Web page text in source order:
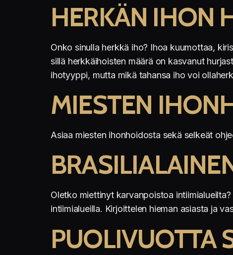
HERKÄN IHON
Onko sinulla herkkä iho? Ihoa kuumottaa,
sillä herkkäihoisten määrä on kasvanut
ihotyyppi, mutta mikä tahansa iho voi
MIESTEN
Asiaa miesten ihonhoidosta sekä selkeät
Oletko miettinyt karvanpoistoa
intiimialueilla. Kirjoittelen hieman asiasta ja
PUOLIVUOTTA